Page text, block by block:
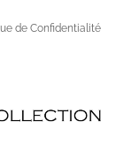
de Confidentialité